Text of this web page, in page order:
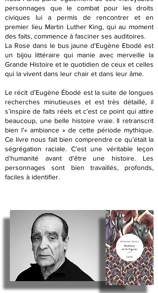
personnages que le combat pour les droits
civiques lui a permis de rencontrer et en
premier lieu Martin Luther King, qui au moment
des faits, commence à fasciner ses auditoires.
La Rose dans le bus jaune d'Eugène Ebodé est
un bijou littéraire qui manie avec merveille la
Grande Histoire et le quotidien de ceux et celles
qui la vivent dans leur chair et dans leur âme.
Le récit d’Eugène Ébodé est la suite de longues
recherches minutieuses et est très détaillé, il
s’inspire de faits réels et c’est ce point qui attire
beaucoup, une belle histoire vraie. Il retranscrit
bien l'« ambiance » de cette période mythique.
Ce livre nous fait bien comprendre ce qu’était la
ségrégation raciale. C’est une véritable leçon
d’humanité avant d'être une histoire. Les
personnages sont bien travaillés, profonds,
faciles à identifier.